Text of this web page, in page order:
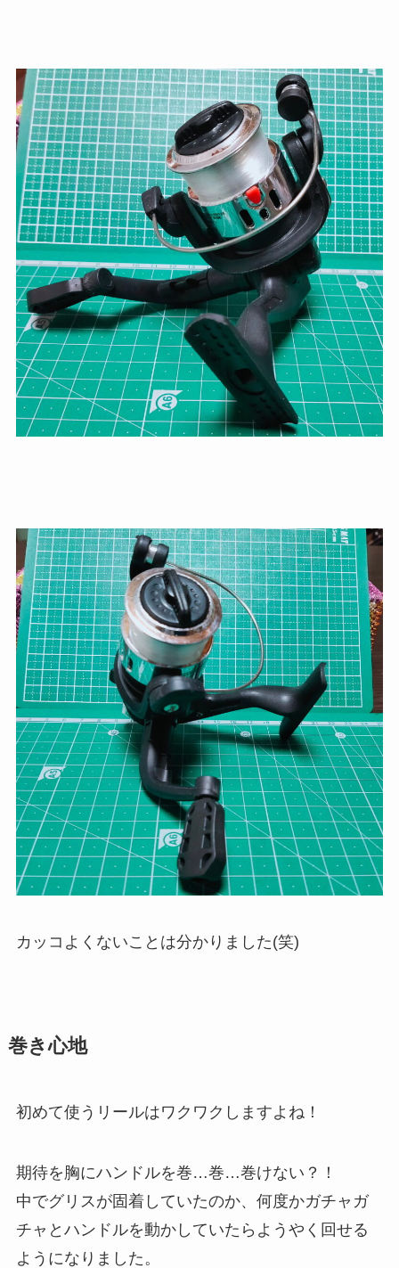
カッコよくないことは分かりました(笑)
巻き心地
初めて使うリールはワクワクしますよね！
期待を胸にハンドルを巻…巻…巻けない？！
中でグリスが固着していたのか、何度かガチャガ
チャとハンドルを動かしていたらようやく回せる
ようになりました。